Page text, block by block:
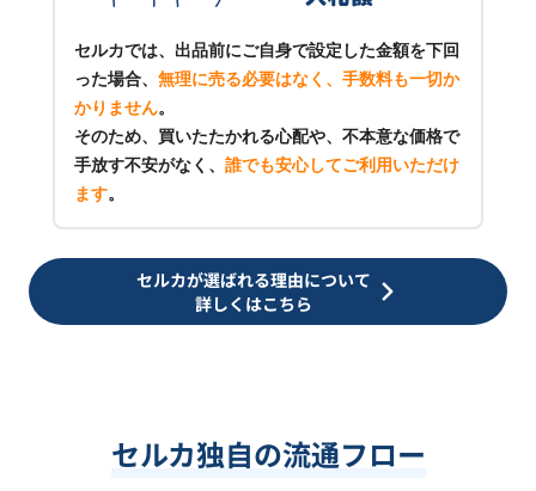
セルカでは、出品前にご自身で設定した金額を下回
った場合、 無理に売る必要はなく、手数料も一切か
かりません。
そのため、買いたたかれる心配や、不本意な価格で
手放す不安がなく、 誰でも安心してご利用いただけ
ます。
セルカが選ばれる理由について
詳しくはこちら
セルカ独自の流通フロー